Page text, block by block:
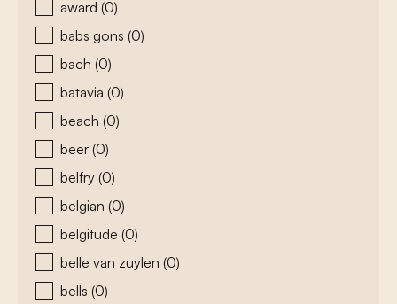
award (0)
babs gons (0)
bach (0)
batavia (0)
beach (0)
beer (0)
belfry (0)
belgian (0)
belgitude (0)
belle van zuylen (0)
bells (0)